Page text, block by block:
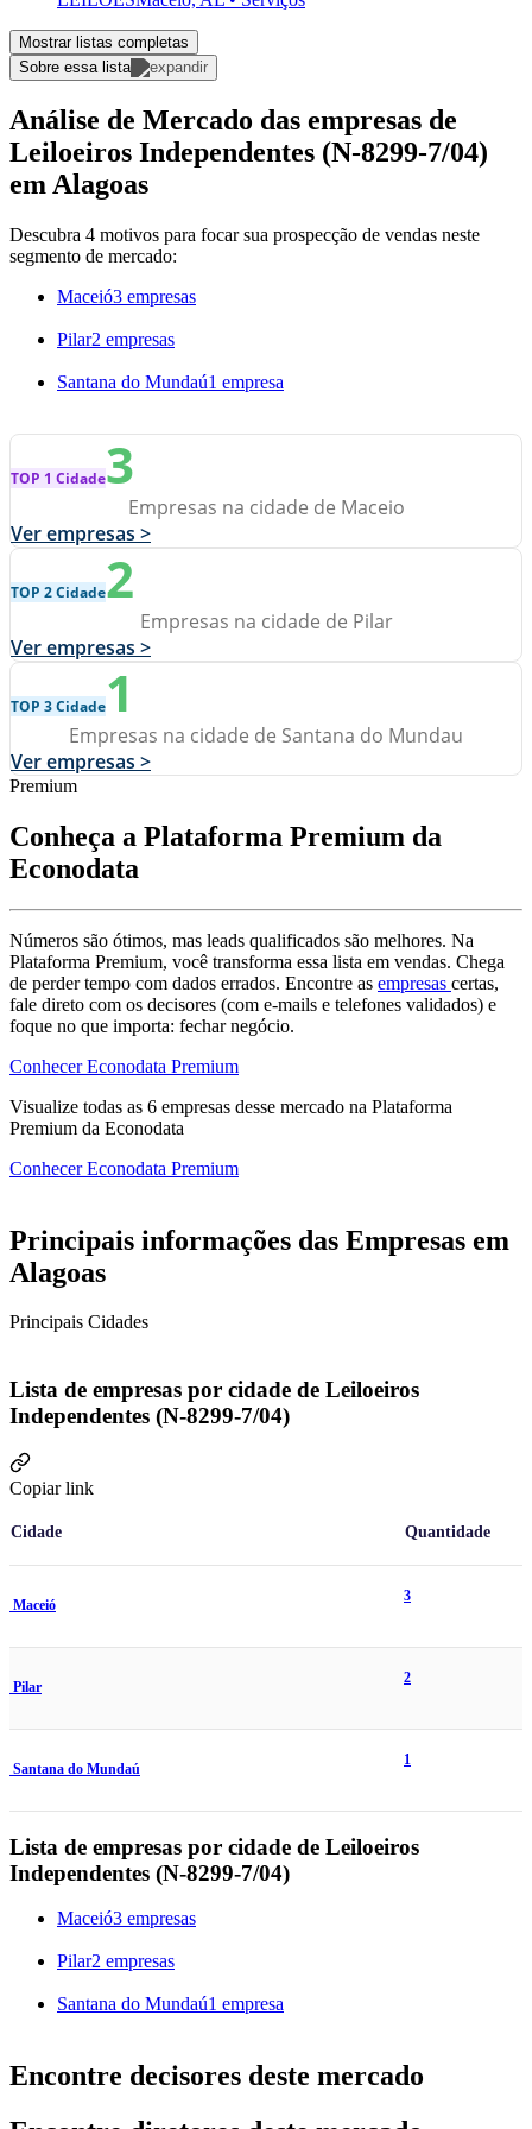
Mostrar listas completas
Sobre essa lista
Análise de Mercado das empresas de
Leiloeiros Independentes (N-8299-7/04)
em Alagoas
Descubra 4 motivos para focar sua prospecção de vendas neste
segmento de mercado:
Maceió3 empresas
Pilar2 empresas
Santana do Mundaú1 empresa
TOP 1 Cidade3
Empresas na cidade de Maceio
Ver empresas >
TOP 2 Cidade2
Empresas na cidade de Pilar
Ver empresas >
TOP 3 Cidade1
Empresas na cidade de Santana do Mundau
Ver empresas >
Premium
Conheça a Plataforma Premium da
Econodata
Números são ótimos, mas leads qualificados são melhores. Na
Plataforma Premium, você transforma essa lista em vendas. Chega
de perder tempo com dados errados. Encontre as empresas certas,
fale direto com os decisores (com e-mails e telefones validados) e
foque no que importa: fechar negócio.
Conhecer Econodata Premium
Visualize todas as 6 empresas desse mercado na Plataforma
Premium da Econodata
Conhecer Econodata Premium
Principais informações das Empresas em
Alagoas
Principais Cidades
Lista de empresas por cidade de Leiloeiros
Independentes (N-8299-7/04)
Copiar link
Cidade Quantidade
Maceió
3
Pilar
2
Santana do Mundaú
1
Lista de empresas por cidade de Leiloeiros
Independentes (N-8299-7/04)
Maceió3 empresas
Pilar2 empresas
Santana do Mundaú1 empresa
Encontre decisores deste mercado